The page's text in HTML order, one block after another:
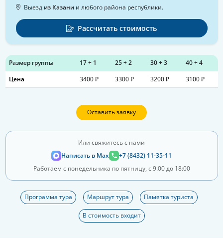
Размер группы 17 + 1 25 + 2 30 + 3
40 + 4
Цена
3400 ₽ 3300 ₽ 3200 ₽ 3100 ₽
Оставить заявку
Или свяжитесь с нами
Написать в Max
+7 (8432) 11-35-11
Работаем с понедельника по пятницу, с 9:00 до 18:00
Программа тура Маршрут тура Памятка туриста
В стоимость входит
Выезд из Казании любого района республики.
Рассчитать стоимость